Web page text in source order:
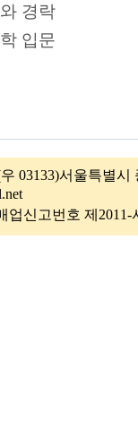
경락
입문
03133)서울특별
신고번호 제